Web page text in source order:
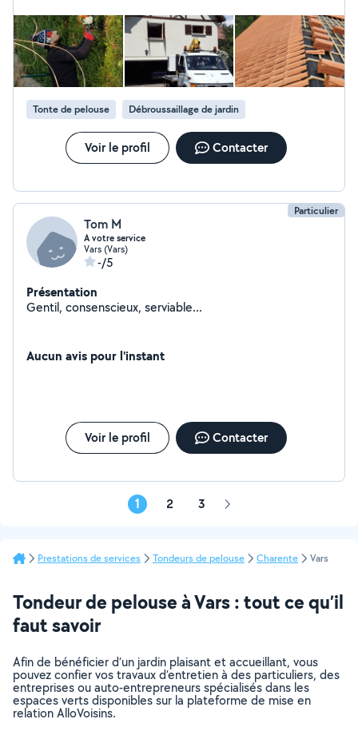
Tonte de pelouse Débroussaillage de jardin
Voir le profil Contacter
Particulier
Tom M
A votre service
Vars (Vars)
-/5
Présentation
Gentil, consenscieux, serviable...
Aucun avis pour l'instant
Voir le profil Contacter
1 2 3 Page
Prestations de services Tondeurs de pelouse Charente Vars
Tondeur de pelouse à Vars : tout ce qu’il
faut savoir
Afin de bénéficier d’un jardin plaisant et accueillant, vous
pouvez confier vos travaux d’entretien à des particuliers, des
entreprises ou auto-entrepreneurs spécialisés dans les
espaces verts disponibles sur la plateforme de mise en
relation AlloVoisins.